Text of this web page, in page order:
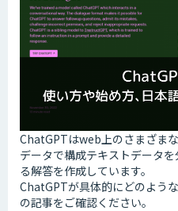
ChatGPTはweb上のさまざま
データで構成テキストデータ
る解答を作成しています。
ChatGPTが具体的にどのよう
の記事をご確認ください。